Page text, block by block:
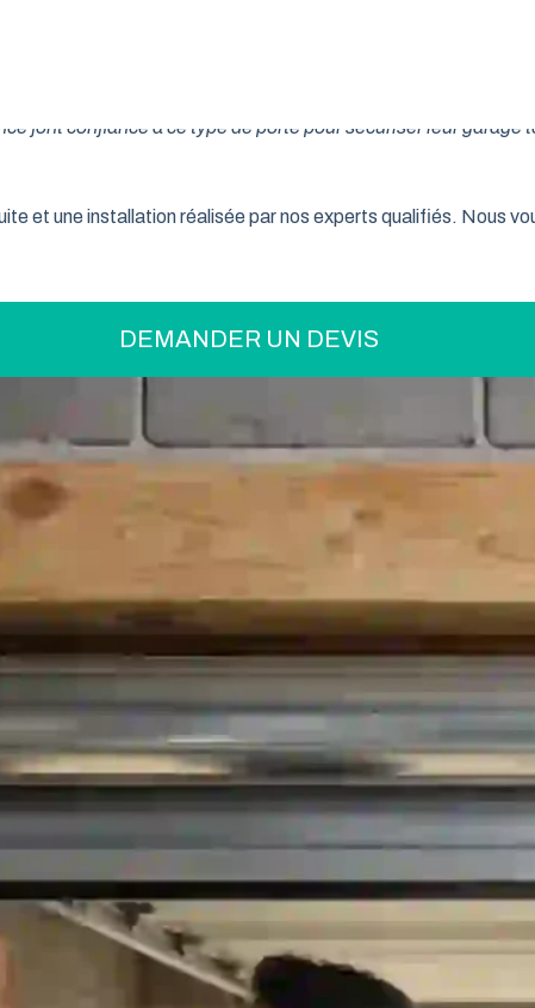
font confiance à ce type de porte pour sécuriser leur garage
et une installation réalisée par nos experts qualifiés. Nous
DEMANDER UN DEVIS